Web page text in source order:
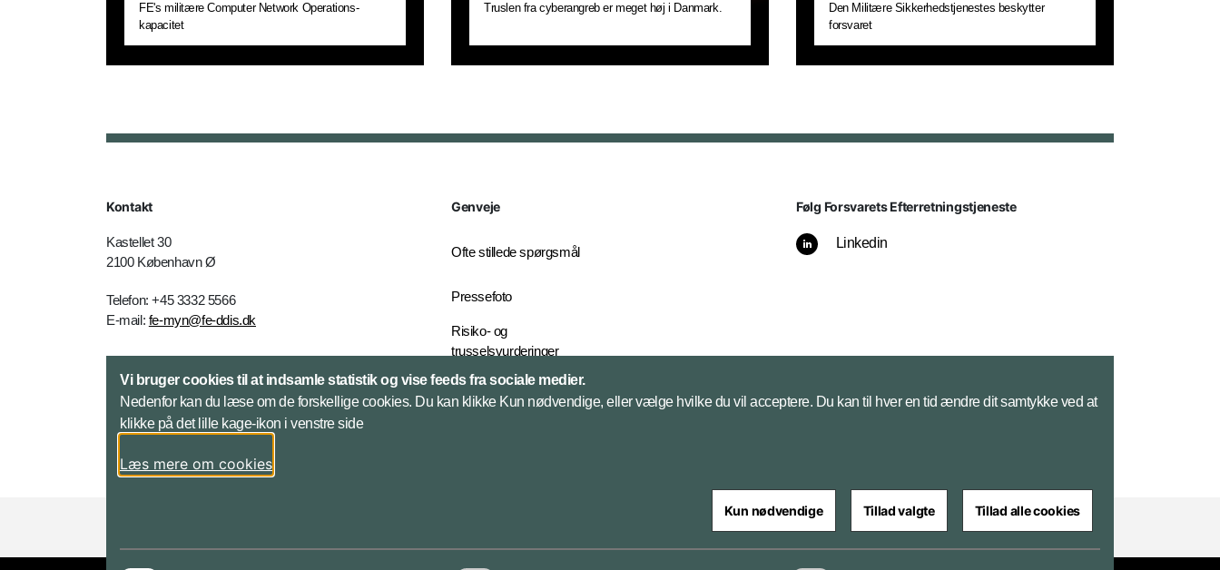
FE's militære Computer Network Operations-
kapacitet
Truslen fra cyberangreb er meget høj i Danmark.
Den Militære Sikkerhedstjenestes beskytter
forsvaret
Kontakt
Kastellet 30
2100 København Ø
Telefon: +45 3332 5566
E-mail: fe-myn@fe-ddis.dk
Kontakt
Genveje
Ofte stillede spørgsmål
Pressefoto
Risiko- og
trusselsvurderinger
Ekstern
whistleblowerordning for
Følg Forsvarets Efterretningstjeneste
Linkedin
Vi bruger cookies til at indsamle statistik og vise feeds fra sociale medier.
Nedenfor kan du læse om de forskellige cookies. Du kan klikke Kun nødvendige, eller vælge hvilke du vil acceptere. Du kan til hver en tid ændre dit samtykke ved at
klikke på det lille kage-ikon i venstre side
Læs mere om cookies
Kun nødvendige Tillad valgte Tillad alle cookies